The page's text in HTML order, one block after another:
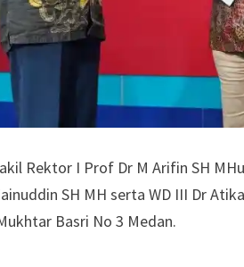
Rektor I Prof Dr M Arifin SH
SH MH serta WD III Dr
Basri No 3 Medan.